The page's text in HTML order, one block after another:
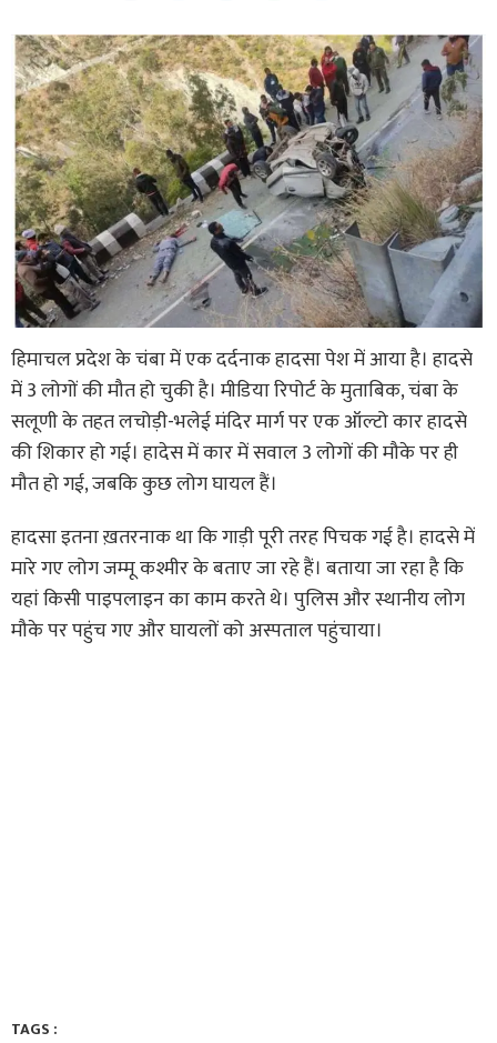
हिमाचल प्रदेश के चंबा में एक दर्दनाक हादसा पेश में आया है। हादसे
में 3 लोगों की मौत हो चुकी है। मीडिया रिपोर्ट के मुताबिक, चंबा के
सलूणी के तहत लचोड़ी-भलेई मंदिर मार्ग पर एक ऑल्टो कार हादसे
की शिकार हो गई। हादेस में कार में सवाल 3 लोगों की मौके पर ही
मौत हो गई, जबकि कुछ लोग घायल हैं।
हादसा इतना ख़तरनाक था कि गाड़ी पूरी तरह पिचक गई है। हादसे में
मारे गए लोग जम्मू कश्मीर के बताए जा रहे हैं। बताया जा रहा है कि
यहां किसी पाइपलाइन का काम करते थे। पुलिस और स्थानीय लोग
मौके पर पहुंच गए और घायलों को अस्पताल पहुंचाया।
TAGS :